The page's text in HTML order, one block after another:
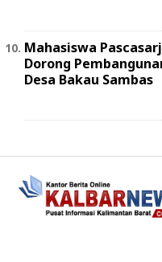
Mahasiswa
Dorong
Desa Bakau Sambas